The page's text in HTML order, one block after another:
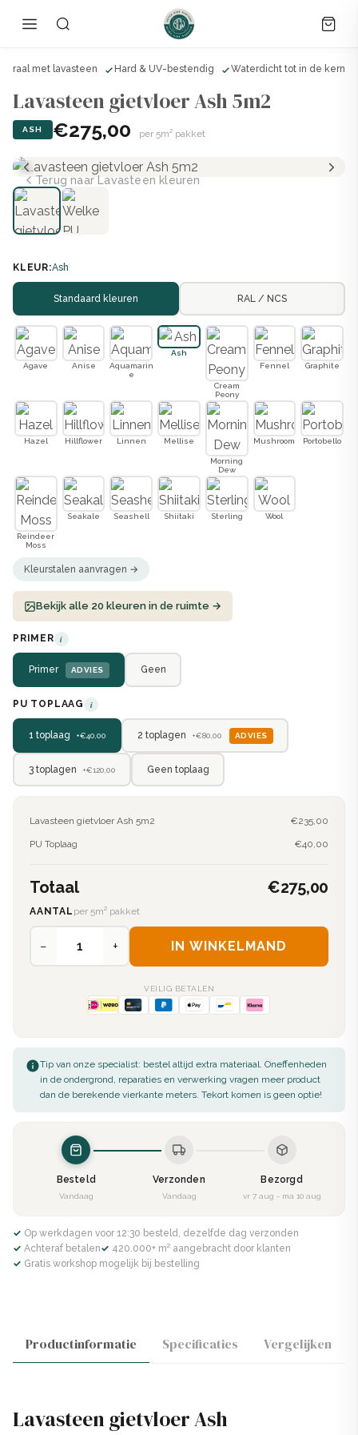
met lavasteen Hard & UV-bestendig Waterdicht tot in de kern
Lavasteen gietvloer Ash 5m2
ASH €275,00 per 5m² pakket
Terug naar Lavasteen kleuren
Productinformatie Specificaties Vergelijken
Lavasteen gietvloer Ash
KLEUR:Ash
Standaard kleuren RAL / NCS
Agave Anise
Aquamarin
e
Ash
Cream
Peony
Fennel Graphite
Hazel Hillflower Linnen Mellise
Morning
Dew
Mushroom Portobello
Reindeer
Moss
Seakale Seashell Shiitaki Sterling Wool
Kleurstalen aanvragen →
Bekijk alle 20 kleuren in de ruimte →
PRIMER i
Primer ADVIES Geen
PU TOPLAAG i
1 toplaag +€40,00 2 toplagen +€80,00 ADVIES
3 toplagen +€120,00 Geen toplaag
Lavasteen gietvloer Ash 5m2 €235,00
PU Toplaag €40,00
Totaal €275,00
AANTAL per 5m² pakket
− + IN WINKELMAND
VEILIG BETALEN
Tip van onze specialist: bestel altijd extra materiaal. Oneffenheden
in de ondergrond, reparaties en verwerking vragen meer product
dan de berekende vierkante meters. Tekort komen is geen optie!
Besteld
Vandaag
Verzonden
Vandaag
Bezorgd
vr 7 aug - ma 10 aug
✓ Op werkdagen voor 12:30 besteld, dezelfde dag verzonden
✓ Achteraf betalen
✓ 420.000+ m² aangebracht door klanten
✓ Gratis workshop mogelijk bij bestelling